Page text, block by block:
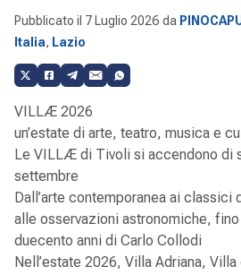
Pubblicato il 7 Luglio 2026 da
Italia, Lazio
VILLÆ 2026
un’estate di arte, teatro, musica e
Le VILLÆ di Tivoli si accendono di
settembre
Dall’arte contemporanea ai classici
alle osservazioni astronomiche, fino
duecento anni di Carlo Collodi
Nell’estate 2026, Villa Adriana, Villa